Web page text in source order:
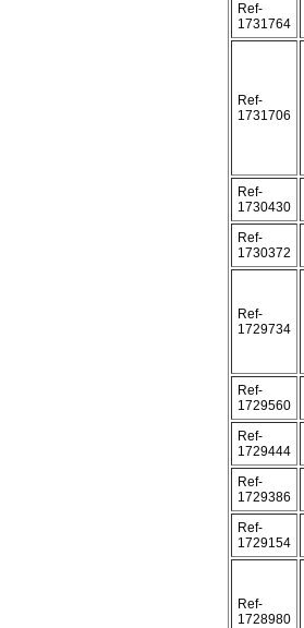
Ref-
1731764
Ref-
1731706
Ref-
1730430
Ref-
1730372
Ref-
1729734
Ref-
1729560
Ref-
1729444
Ref-
1729386
Ref-
1729154
Ref-
1728980